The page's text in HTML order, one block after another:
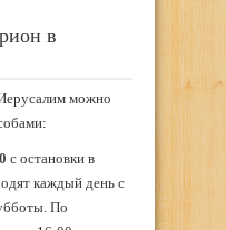
в
можно
с остановки в
каждый день с
По